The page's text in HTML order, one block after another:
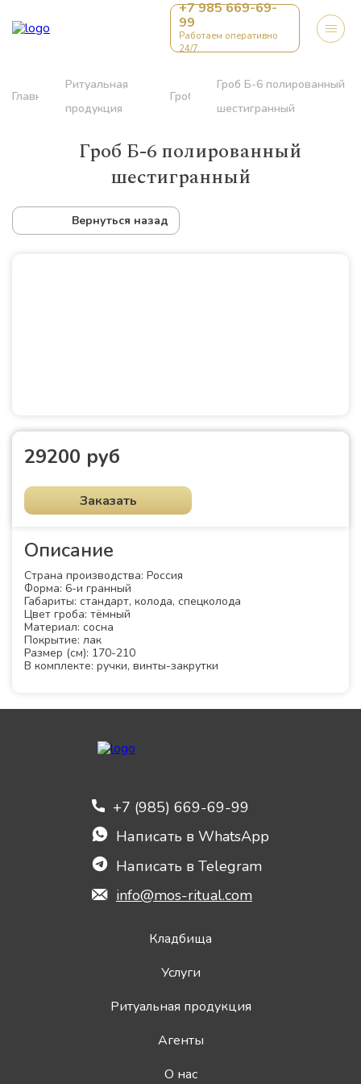
+7 985 669-69-
99
Работаем оперативно
24/7
Главная
Ритуальная
продукция
Гробы
Гроб Б-6 полированный
шестигранный
Гроб Б-6 полированный
шестигранный
Вернуться назад
29200 руб
Заказать
Описание
Страна производства: Россия
Форма: 6-и гранный
Габариты: стандарт, колода, спецколода
Цвет гроба: тёмный
Материал: сосна
Покрытие: лак
Размер (см): 170-210
В комплекте: ручки, винты-закрутки
+7 (985) 669-69-99
Написать в WhatsApp
Написать в Telegram
info@mos-ritual.com
Кладбища
Услуги
Ритуальная продукция
Агенты
О нас